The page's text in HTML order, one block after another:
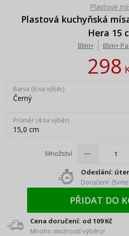
Plastové
Plastová kuchyňská
Hera 15
Blim+ Blim+
298
Barva (6 na výběr)
Černý
Průměr (4 na výběr)
15,0 cm
Množství
Odeslání:
Doručení:
PŘIDAT DO
Cena doručení: od 109 Kč
Mnoho možností výběru!